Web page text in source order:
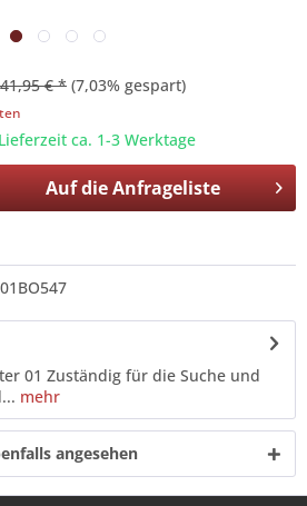
41,95 € * (7,03% gespart)
ca. 1-3 Werktage
Auf dieAnfrageliste
01BO547
01 Zuständig für die Suche und
mehr
angesehen